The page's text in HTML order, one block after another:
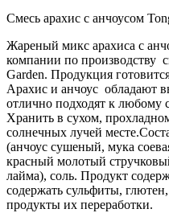
Смесь арахис с анчоусом
Жареный микс арахиса с
компании по производству
Garden. Продукция
Арахис и анчоус обладают
отлично подходят к любому
Хранить в сухом,
солнечных лучей
(анчоус сушеный, мука
красный молотый
лайма), соль. Продукт
содержать сульфиты,
продукты их переработки.